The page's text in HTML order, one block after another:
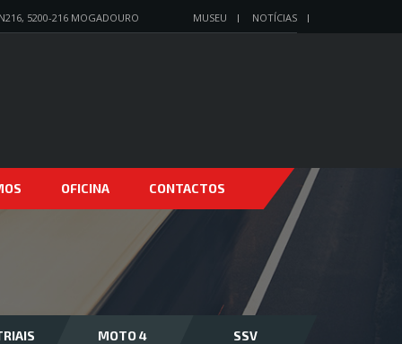
MUSEU NOTÍCIAS
5200-216 MOGADOURO
OFICINA CONTACTOS
MOTO 4 SSV